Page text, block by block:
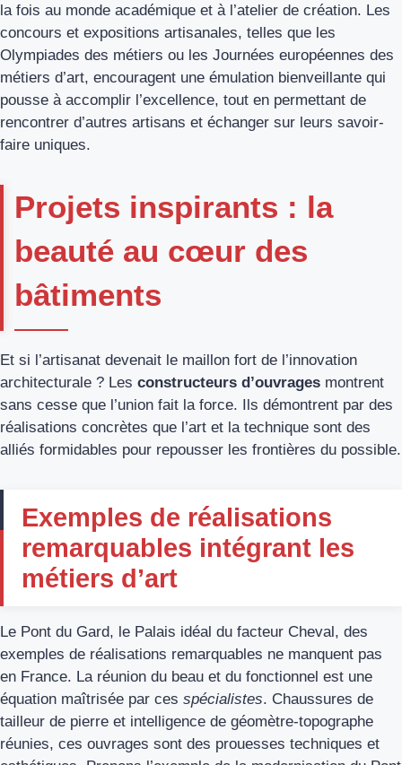
la fois au monde académique et à l’atelier de création. Les
concours et expositions artisanales, telles que les
Olympiades des métiers ou les Journées européennes des
métiers d’art, encouragent une émulation bienveillante qui
pousse à accomplir l’excellence, tout en permettant de
rencontrer d’autres artisans et échanger sur leurs savoir-
faire uniques.
Projets inspirants : la
beauté au cœur des
bâtiments
Et si l’artisanat devenait le maillon fort de l’innovation
architecturale ? Les constructeurs d’ouvrages montrent
sans cesse que l’union fait la force. Ils démontrent par des
réalisations concrètes que l’art et la technique sont des
alliés formidables pour repousser les frontières du possible.
Exemples de réalisations
remarquables intégrant les
métiers d’art
Le Pont du Gard, le Palais idéal du facteur Cheval, des
exemples de réalisations remarquables ne manquent pas
en France. La réunion du beau et du fonctionnel est une
équation maîtrisée par ces spécialistes. Chaussures de
tailleur de pierre et intelligence de géomètre-topographe
réunies, ces ouvrages sont des prouesses techniques et